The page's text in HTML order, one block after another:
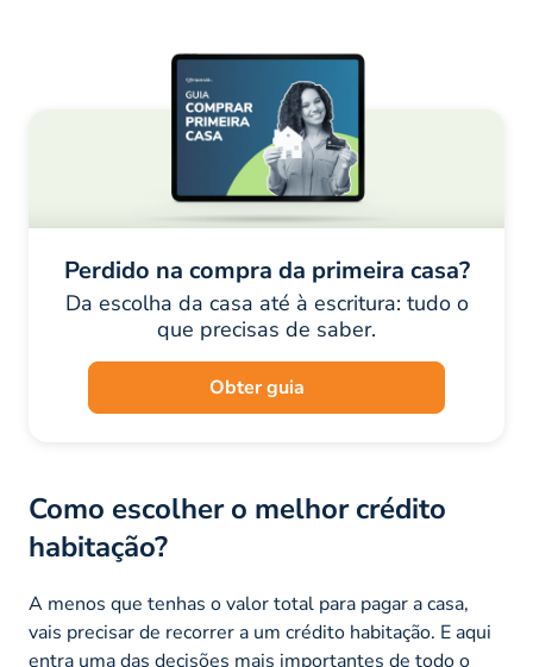
Perdido na compra da primeira casa?
Da escolha da casa até à escritura: tudo o
que precisas de saber.
Obter guia
Como escolher o melhor crédito
habitação?
A menos que tenhas o valor total para pagar a casa,
vais precisar de recorrer a um crédito habitação. E aqui
entra uma das decisões mais importantes de todo o